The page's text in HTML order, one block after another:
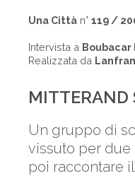
Una Città n° 119 /
Intervista a Boubacar
Realizzata da
MITTERAND
Un gruppo di
vissuto per due
poi raccontare